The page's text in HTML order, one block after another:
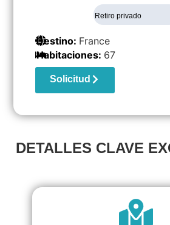
Retiro privado
Destino: France
Habitaciones: 67
Solicitud
DETALLES CLAVE